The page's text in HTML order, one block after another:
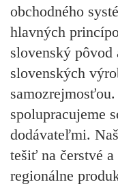
obchodného
hlavných
slovenský pôvod
slovenských
spolupracujeme
dodávateľmi.
tešiť na čerstvé
regionálne